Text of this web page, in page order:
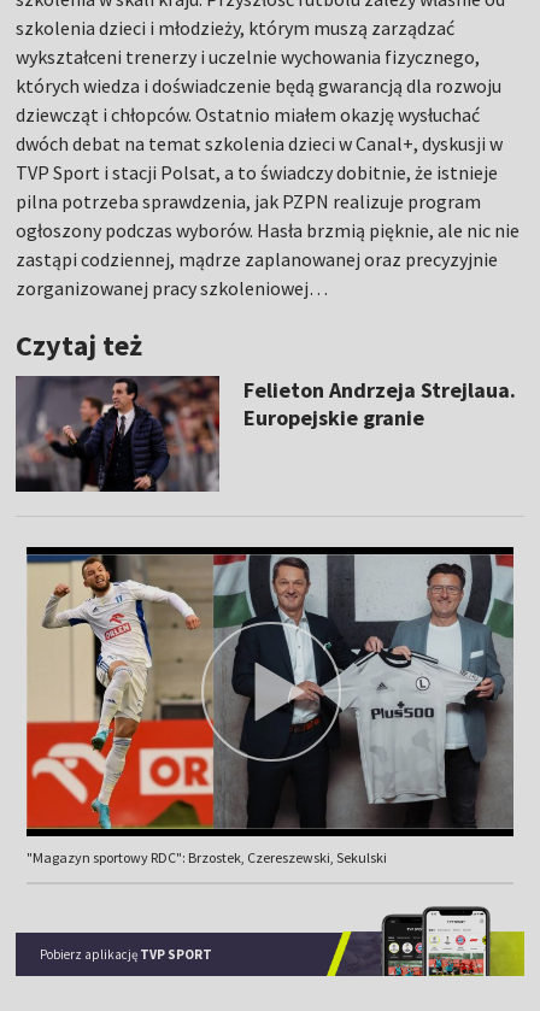
szkolenia dzieci i młodzieży, którym muszą zarządzać
wykształceni trenerzy i uczelnie wychowania fizycznego,
których wiedza i doświadczenie będą gwarancją dla rozwoju
dziewcząt i chłopców. Ostatnio miałem okazję wysłuchać
dwóch debat na temat szkolenia dzieci w Canal+, dyskusji w
TVP Sport i stacji Polsat, a to świadczy dobitnie, że istnieje
pilna potrzeba sprawdzenia, jak PZPN realizuje program
ogłoszony podczas wyborów. Hasła brzmią pięknie, ale nic nie
zastąpi codziennej, mądrze zaplanowanej oraz precyzyjnie
zorganizowanej pracy szkoleniowej…
Czytaj też
Felieton Andrzeja Strejlaua.
Europejskie granie
"Magazyn sportowy RDC": Brzostek, Czereszewski, Sekulski
Pobierz aplikację TVP SPORT